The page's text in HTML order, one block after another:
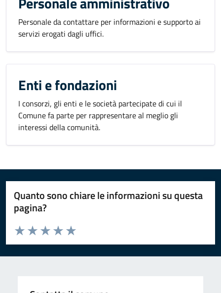
Personale da contattare per informazioni e supporto ai
servizi erogati dagli uffici.
Enti e fondazioni
I consorzi, gli enti e le società partecipate di cui il
Comune fa parte per rappresentare al meglio gli
interessi della comunità.
Quanto sono chiare le informazioni su questa
pagina?
Valuta da 1 a 5 stelle la pagina
Valuta 5 stelle su 5
Valuta 4 stelle su 5
Valuta 3 stelle su 5
Valuta 2 stelle su 5
Valuta 1 stelle su 5